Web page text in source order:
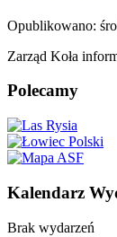
Opublikowano:
Zarząd Koła
Polecamy
Kalendarz
Brak wydarzeń